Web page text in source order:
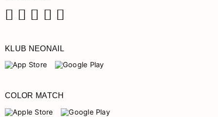
KLUB NEONAIL
COLOR MATCH